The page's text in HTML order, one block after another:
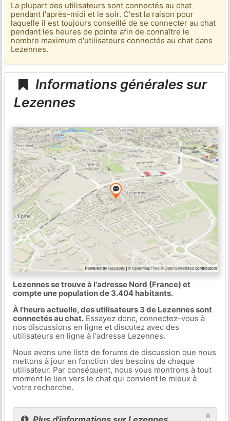
La plupart des utilisateurs sont connectés au chat
pendant l'après-midi et le soir. C'est la raison pour
laquelle il est toujours conseillé de se connecter au chat
pendant les heures de pointe afin de connaître le
nombre maximum d'utilisateurs connectés au chat dans
Lezennes.
Informations générales sur
Lezennes
Lezennes se trouve à l'adresse Nord (France) et
compte une population de 3.404 habitants.
À l'heure actuelle, des utilisateurs 3 de Lezennes sont
connectés au chat.Essayez donc, connectez-vous à
nos discussions en ligne et discutez avec des
utilisateurs en ligne à l'adresse Lezennes.
Nous avons une liste de forums de discussion que nous
mettons à jour en fonction des besoins de chaque
utilisateur. Par conséquent, nous vous montrons à tout
moment le lien vers le chat qui convient le mieux à
votre recherche.
×